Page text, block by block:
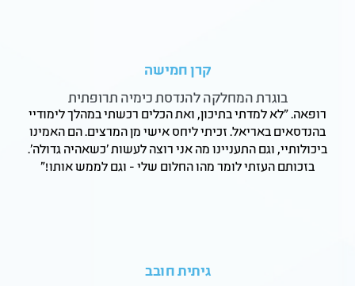
קרן חמישה
בוגרת המחלקה להנדסת כימיה תרופתית
רופאה. "לא למדתי בתיכון, ואת הכלים רכשתי במהלך לימודיי
בהנדסאים באריאל. זכיתי ליחס אישי מן המרצים. הם האמינו
ביכולותיי, וגם התעניינו מה אני רוצה לעשות 'כשאהיה גדולה'.
בזכותם העזתי לומר מהו החלום שלי - וגם לממש אותו!"
גיתית חובב